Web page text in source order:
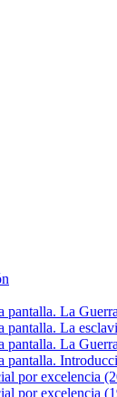
pantalla. La
pantalla. La
La
pantalla.
por excelencia
por excelencia